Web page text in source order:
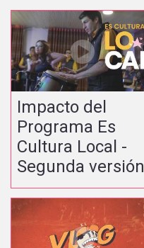
Impacto del
Programa Es
Cultura Local -
Segunda versión